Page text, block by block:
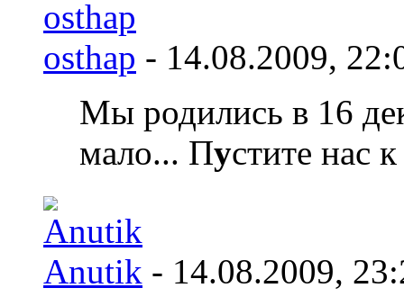
osthap - 14.08.2009,
Мы родились в 16
мало... Пустите нас
Anutik - 14.08.2009,